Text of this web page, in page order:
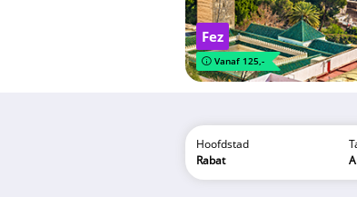
Fez
Vanaf 125,-
Hoofdstad
Rabat